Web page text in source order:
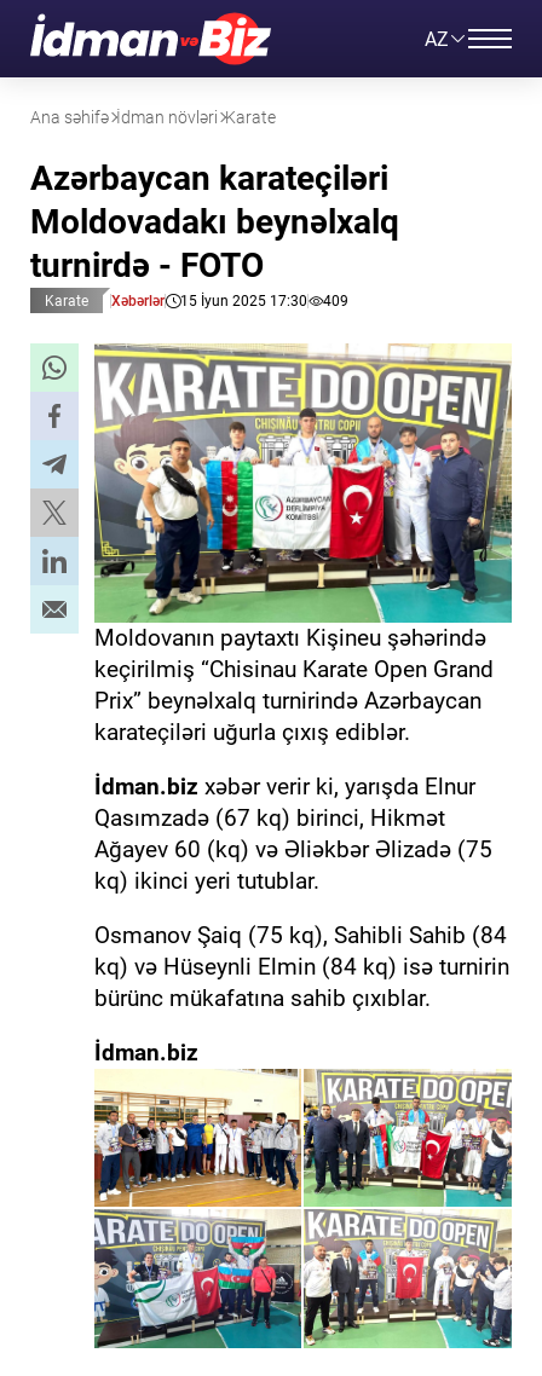
AZ
Ana səhifə İdman növləri Karate
Azərbaycan karateçiləri
Moldovadakı beynəlxalq
turnirdə - FOTO
Karate Xəbərlər 15 İyun 2025 17:30 409
Moldovanın paytaxtı Kişineu şəhərində
keçirilmiş “Chisinau Karate Open Grand
Prix” beynəlxalq turnirində Azərbaycan
karateçiləri uğurla çıxış ediblər.
İdman.biz xəbər verir ki, yarışda Elnur
Qasımzadə (67 kq) birinci, Hikmət
Ağayev 60 (kq) və Əliəkbər Əlizadə (75
kq) ikinci yeri tutublar.
Osmanov Şaiq (75 kq), Sahibli Sahib (84
kq) və Hüseynli Elmin (84 kq) isə turnirin
bürünc mükafatına sahib çıxıblar.
İdman.biz